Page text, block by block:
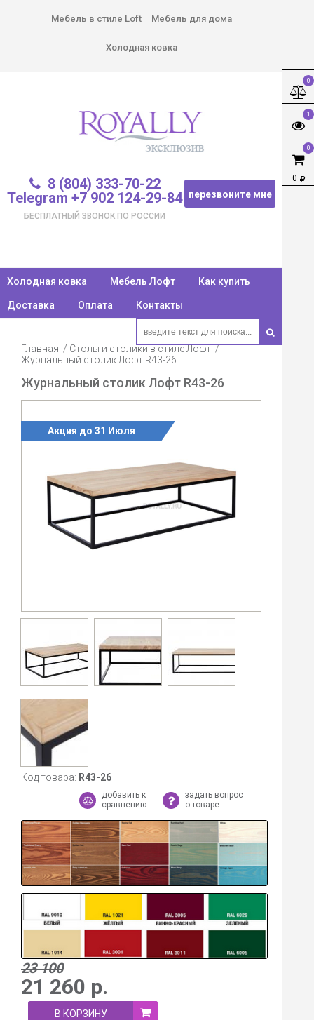
Мебель в стиле Loft Мебель для дома
Холодная ковка
0
1
0
0
8 (804) 333-70-22
Telegram +7 902 124-29-84
БЕСПЛАТНЫЙ ЗВОНОК ПО РОССИИ
перезвоните мне
Холодная ковка Мебель Лофт Как купить
Доставка Оплата Контакты
Главная
Столы и столики в стиле Лофт
Журнальный столик Лофт R43-26
Журнальный столик Лофт R43-26
Акция до 31 Июля
Код товара: R43-26
добавить к
сравнению
задать вопрос
о товаре
23 100
21 260 р.
В КОРЗИНУ